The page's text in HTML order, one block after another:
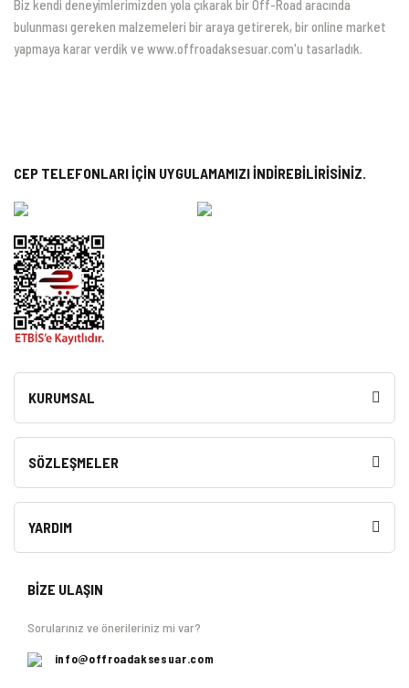
Biz kendi deneyimlerimizden yola çıkarak bir Off-Road aracında
bulunması gereken malzemeleri bir araya getirerek, bir online market
yapmaya karar verdik ve www.offroadaksesuar.com'u tasarladık.
CEP TELEFONLARI İÇİN UYGULAMAMIZI İNDİREBİLİRİSİNİZ.
KURUMSAL
SÖZLEŞMELER
YARDIM
BİZE ULAŞIN
Sorularınız ve önerileriniz mi var?
info@offroadaksesuar.com